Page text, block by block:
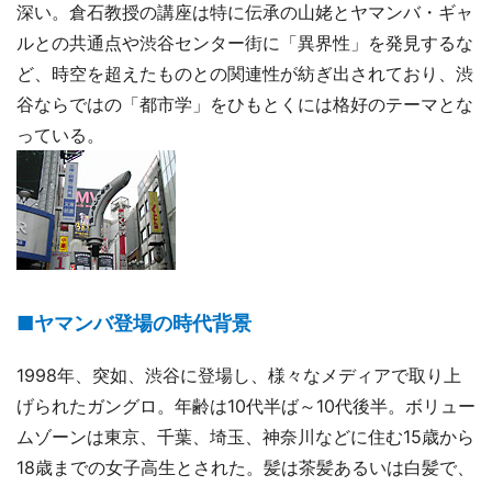
深い。倉石教授の講座は特に伝承の山姥とヤマンバ・ギャ
ルとの共通点や渋谷センター街に「異界性」を発見するな
ど、時空を超えたものとの関連性が紡ぎ出されており、渋
谷ならではの「都市学」をひもとくには格好のテーマとな
っている。
■ヤマンバ登場の時代背景
1998年、突如、渋谷に登場し、様々なメディアで取り上
げられたガングロ。年齢は10代半ば～10代後半。ボリュー
ムゾーンは東京、千葉、埼玉、神奈川などに住む15歳から
18歳までの女子高生とされた。髪は茶髪あるいは白髪で、